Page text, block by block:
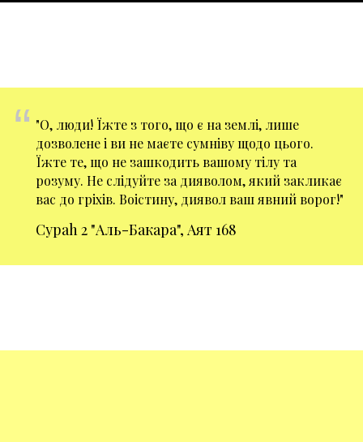
“ "О, люди! Їжте з того, що є на землі, лише
дозволене і ви не маєте сумніву щодо цього.
Їжте те, що не зашкодить вашому тілу та
розуму. Не слідуйте за дияволом, який закликає
вас до гріхів. Воістину, диявол ваш явний ворог!"
Сураh 2 "Аль-Бакара", Аят 168